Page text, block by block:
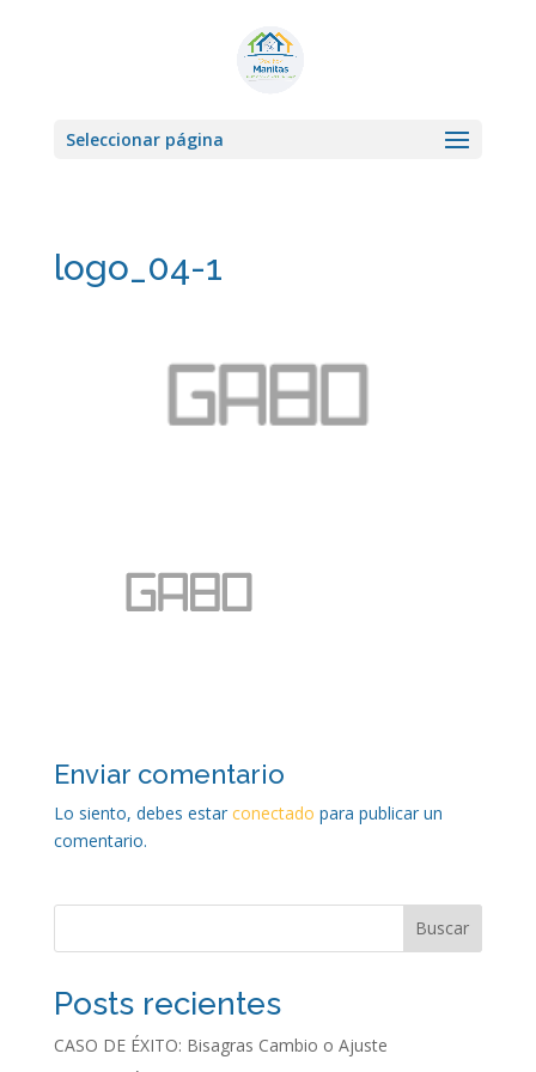
Seleccionar página
logo_04-1
Enviar comentario
Lo siento, debes estar conectado para publicar un
comentario.
Buscar
Posts recientes
CASO DE ÉXITO: Bisagras Cambio o Ajuste